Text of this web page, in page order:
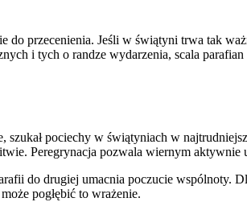
do przecenienia. Jeśli w świątyni trwa tak
i tych o randze wydarzenia, scala
szukał pociechy w świątyniach w
Peregrynacja pozwala wiernym
do drugiej umacnia poczucie wspólnoty.
pogłębić to wrażenie.